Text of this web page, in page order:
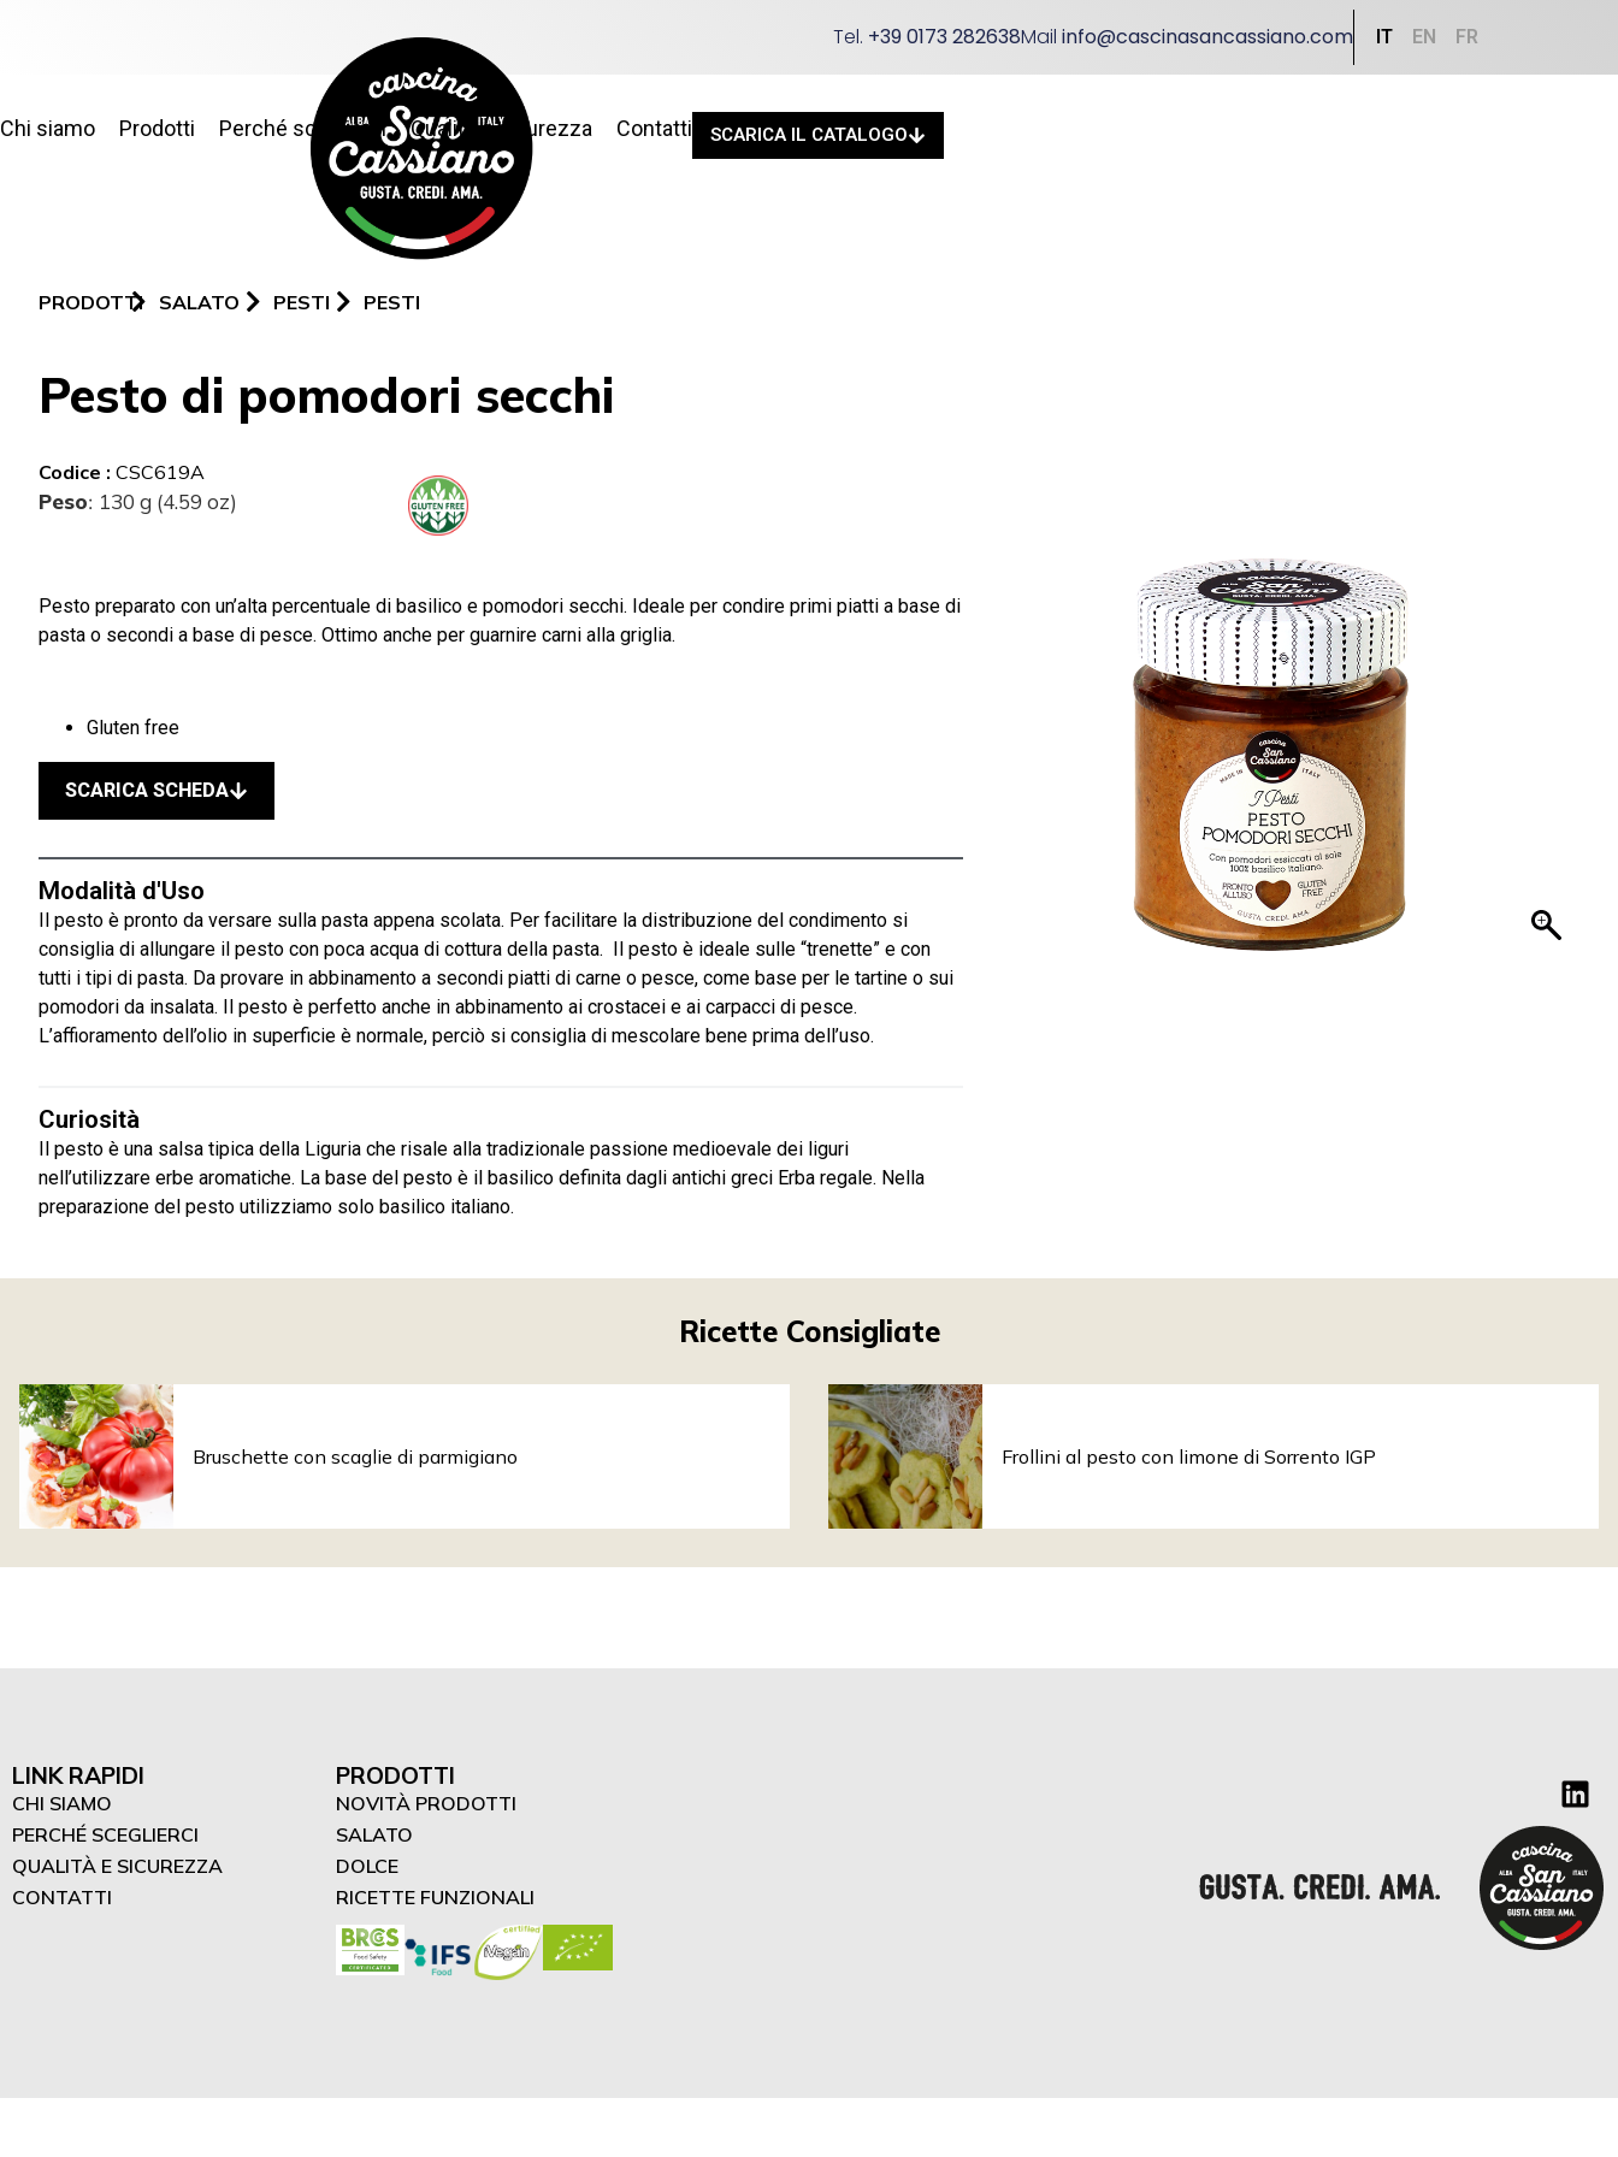
Tel. +39 0173 282638Mailinfo@cascinasancassiano.com IT EN FR
Chi siamo Prodotti Perché sceglierci Qualità e sicurezza Contatti SCARICA IL CATALOGO
PRODOTTI SALATO PESTI PESTI
Pesto di pomodori secchi
Codice : CSC619A
Peso: 130 g (4.59 oz)
Pesto preparato con un’alta percentuale di basilico e pomodori secchi. Ideale per condire primi piatti a base di
pasta o secondi a base di pesce. Ottimo anche per guarnire carni alla griglia.
Gluten free
SCARICA SCHEDA
Modalità d'Uso
Il pesto è pronto da versare sulla pasta appena scolata. Per facilitare la distribuzione del condimento si
consiglia di allungare il pesto con poca acqua di cottura della pasta. Il pesto è ideale sulle “trenette” e con
tutti i tipi di pasta. Da provare in abbinamento a secondi piatti di carne o pesce, come base per le tartine o sui
pomodori da insalata. Il pesto è perfetto anche in abbinamento ai crostacei e ai carpacci di pesce.
L’affioramento dell’olio in superficie è normale, perciò si consiglia di mescolare bene prima dell’uso.
Curiosità
Il pesto è una salsa tipica della Liguria che risale alla tradizionale passione medioevale dei liguri
nell’utilizzare erbe aromatiche. La base del pesto è il basilico definita dagli antichi greci Erba regale. Nella
preparazione del pesto utilizziamo solo basilico italiano.
Ricette Consigliate
Bruschette con scaglie di parmigiano Frollini al pesto con limone di Sorrento IGP
LINK RAPIDI
CHI SIAMO
PERCHÉ SCEGLIERCI
QUALITÀ E SICUREZZA
CONTATTI
PRODOTTI
NOVITÀ PRODOTTI
SALATO
DOLCE
RICETTE FUNZIONALI